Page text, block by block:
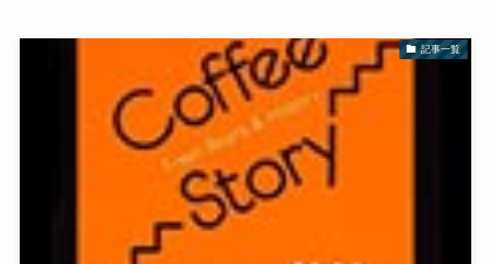
記事一覧